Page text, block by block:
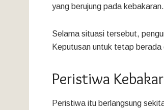
yang berujung pada kebakaran.
Selama situasi tersebut,
Keputusan untuk tetap berada
Peristiwa
Peristiwa itu berlangsung